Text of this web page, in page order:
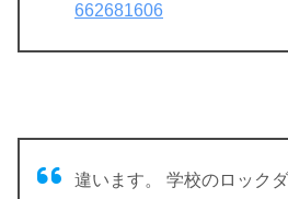
662681606
違います。 学校のロック